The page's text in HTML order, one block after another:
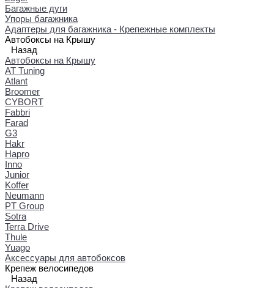
Багажные дуги
Упоры багажника
Адаптеры для багажника - Крепежные комплекты
Автобоксы на Крышу
Назад
Автобоксы на Крышу
AT Tuning
Atlant
Broomer
CYBORT
Fabbri
Farad
G3
Hakr
Hapro
Inno
Junior
Koffer
Neumann
PT Group
Sotra
Terra Drive
Thule
Yuago
Аксессуары для автобоксов
Крепеж велосипедов
Назад